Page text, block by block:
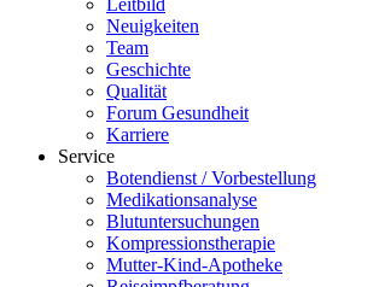
Leitbild
Neuigkeiten
Team
Geschichte
Qualität
Forum Gesundheit
Karriere
Service
Botendienst / Vorbestellung
Medikationsanalyse
Blutuntersuchungen
Kompressionstherapie
Mutter-Kind-Apotheke